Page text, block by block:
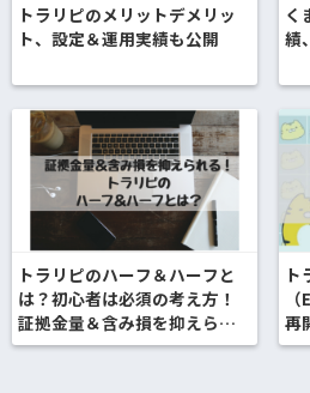
トラリピのメリットデメリッ
ト、設定＆運用実績も公開
く
績
トラリピのハーフ＆ハーフと
は？初心者は必須の考え方！
証拠金量＆含み損を抑えられ
る！
ト
再